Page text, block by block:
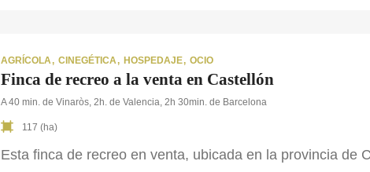
AGRÍCOLA CINEGÉTICA HOSPEDAJE OCIO
Finca de recreo a la venta en Castellón
A 40 min. de Vinaròs, 2h. de Valencia, 2h 30min. de Barcelona
117 (ha)
Esta finca de recreo en venta, ubicada en la provincia de